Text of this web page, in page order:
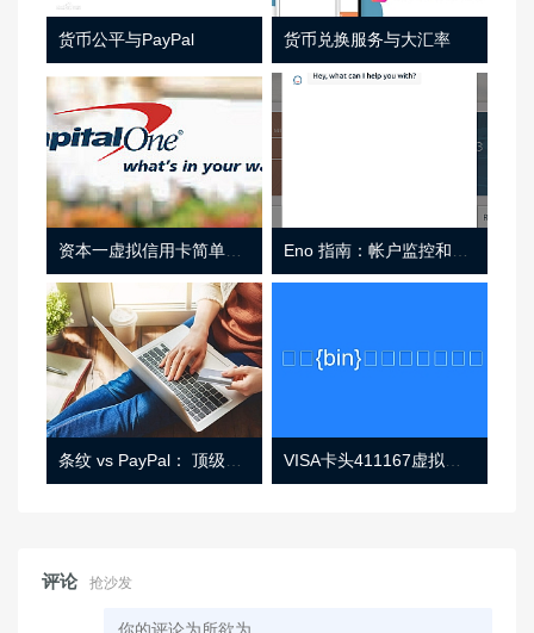
货币公平与PayPal 货币兑换服务与大汇率
资本一虚拟信用卡简单介绍
条纹 vs PayPal： 顶级功能， 定价 （和更多！ VISA卡头411167虚拟卡基础信息
评论 抢沙发